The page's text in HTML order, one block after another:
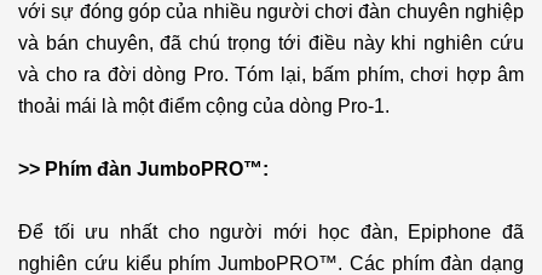
với sự đóng góp của nhiều người chơi đàn chuyên nghiệp
và bán chuyên, đã chú trọng tới điều này khi nghiên cứu
và cho ra đời dòng Pro. Tóm lại, bấm phím, chơi hợp âm
thoải mái là một điểm cộng của dòng Pro-1.
>> Phím đàn JumboPRO™:
Để tối ưu nhất cho người mới học đàn, Epiphone đã
nghiên cứu kiểu phím JumboPRO™. Các phím đàn dạng